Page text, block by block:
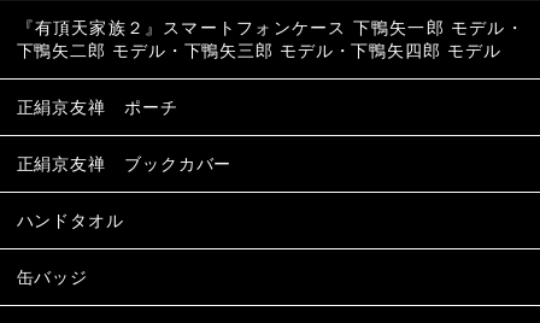
『有頂天家族２』スマートフォンケース 下鴨矢一郎 モデル・
下鴨矢二郎 モデル・下鴨矢三郎 モデル・下鴨矢四郎 モデル
正絹京友禅 ポーチ
正絹京友禅 ブックカバー
ハンドタオル
缶バッジ